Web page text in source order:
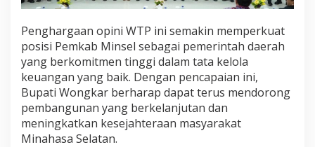
Penghargaan opini WTP ini semakin memperkuat
posisi Pemkab Minsel sebagai pemerintah daerah
yang berkomitmen tinggi dalam tata kelola
keuangan yang baik. Dengan pencapaian ini,
Bupati Wongkar berharap dapat terus mendorong
pembangunan yang berkelanjutan dan
meningkatkan kesejahteraan masyarakat
Minahasa Selatan.